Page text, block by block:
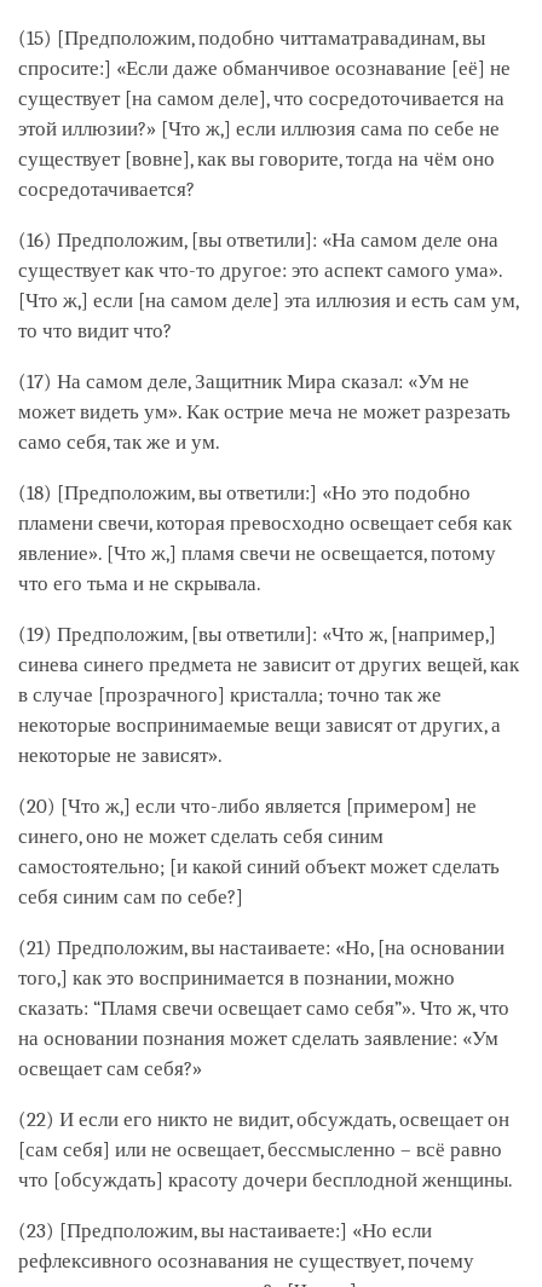
(15) [Предположим, подобно читтаматравадинам, вы
спросите:] «Если даже обманчивое осознавание [её] не
существует [на самом деле], что сосредоточивается на
этой иллюзии?» [Что ж,] если иллюзия сама по себе не
существует [вовне], как вы говорите, тогда на чём оно
сосредотачивается?
(16) Предположим, [вы ответили]: «На самом деле она
существует как что-то другое: это аспект самого ума».
[Что ж,] если [на самом деле] эта иллюзия и есть сам ум,
то что видит что?
(17) На самом деле, Защитник Мира сказал: «Ум не
может видеть ум». Как острие меча не может разрезать
само себя, так же и ум.
(18) [Предположим, вы ответили:] «Но это подобно
пламени свечи, которая превосходно освещает себя как
явление». [Что ж,] пламя свечи не освещается, потому
что его тьма и не скрывала.
(19) Предположим, [вы ответили]: «Что ж, [например,]
синева синего предмета не зависит от других вещей, как
в случае [прозрачного] кристалла; точно так же
некоторые воспринимаемые вещи зависят от других, а
некоторые не зависят».
(20) [Что ж,] если что-либо является [примером] не
синего, оно не может сделать себя синим
самостоятельно; [и какой синий объект может сделать
себя синим сам по себе?]
(21) Предположим, вы настаиваете: «Но, [на основании
того,] как это воспринимается в познании, можно
сказать: “Пламя свечи освещает само себя”». Что ж, что
на основании познания может сделать заявление: «Ум
освещает сам себя?»
(22) И если его никто не видит, обсуждать, освещает он
[сам себя] или не освещает, бессмысленно – всё равно
что [обсуждать] красоту дочери бесплодной женщины.
(23) [Предположим, вы настаиваете:] «Но если
рефлексивного осознавания не существует, почему